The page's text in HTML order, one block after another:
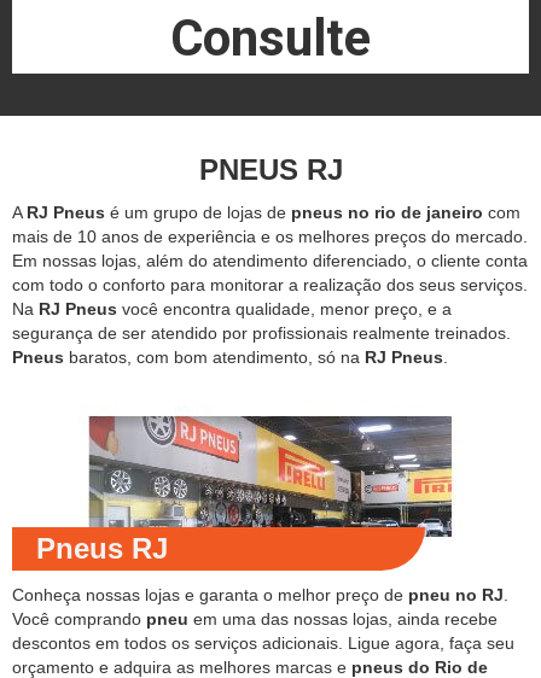
Consulte
PNEUS RJ
A RJ Pneus é um grupo de lojas de pneus no rio de janeiro com
mais de 10 anos de experiência e os melhores preços do mercado.
Em nossas lojas, além do atendimento diferenciado, o cliente conta
com todo o conforto para monitorar a realização dos seus serviços.
Na RJ Pneus você encontra qualidade, menor preço, e a
segurança de ser atendido por profissionais realmente treinados.
Pneus baratos, com bom atendimento, só na RJ Pneus
Pneus RJ
Conheça nossas lojas e garanta o melhor preço de pneu no RJ
Você comprando pneu em uma das nossas lojas, ainda recebe
descontos em todos os serviços adicionais. Ligue agora, faça seu
orçamento e adquira as melhores marcas e pneus do Rio de